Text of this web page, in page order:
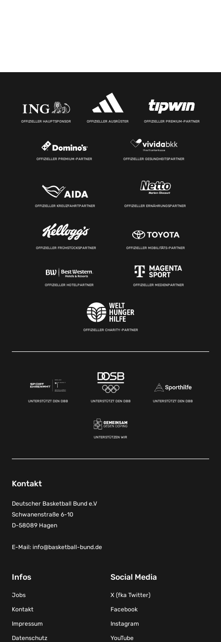
OFFIZIELLER HAUPTSPONSOR OFFIZIELLER AUSRÜSTER OFFIZIELLER PREMIUM-PARTNER
OFFIZIELLER PREMIUM-PARTNER OFFIZIELLER GESUNDHEITSPARTNER
OFFIZIELLER KREUZFAHRTPARTNER OFFIZIELLER ERNÄHRUNGSPARTNER
OFFIZIELLER FRÜHSTÜCKSPARTNER OFFIZIELLER MOBILITÄTS-PARTNER
OFFIZIELLER HOTELPARTNER OFFIZIELLER MEDIENPARTNER
OFFIZIELLER CHARITY-PARTNER
UNTERSTÜTZT DEN DBB UNTERSTÜTZT DEN DBB UNTERSTÜTZT DEN DBB
UNTERSTÜTZEN WIR
Kontakt
Deutscher Basketball Bund e.V
Schwanenstraße 6-10
D-58089 Hagen
E-Mail: info@basketball-bund.de
Infos
Jobs
Kontakt
Impressum
Datenschutz
Social Media
X (fka Twitter)
Facebook
Instagram
YouTube